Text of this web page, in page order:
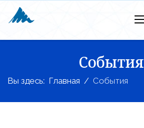
События
Вы здесь: Главная События